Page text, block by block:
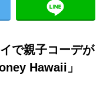
で親子コーデが
Hawaii」